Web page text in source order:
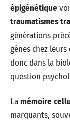
épigénétique
traumatismes
générations
gènes chez
donc dans la
question
Lamémoire
marquants,